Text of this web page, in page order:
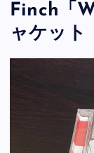
Finch「
ャケット